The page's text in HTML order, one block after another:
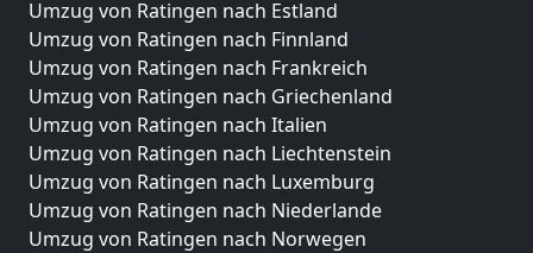
Umzug von Ratingen nach Estland
Umzug von Ratingen nach Finnland
Umzug von Ratingen nach Frankreich
Umzug von Ratingen nach Griechenland
Umzug von Ratingen nach Italien
Umzug von Ratingen nach Liechtenstein
Umzug von Ratingen nach Luxemburg
Umzug von Ratingen nach Niederlande
Umzug von Ratingen nach Norwegen